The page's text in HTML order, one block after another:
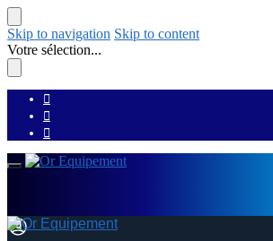
Skip to navigation Skip to content
Votre sélection...